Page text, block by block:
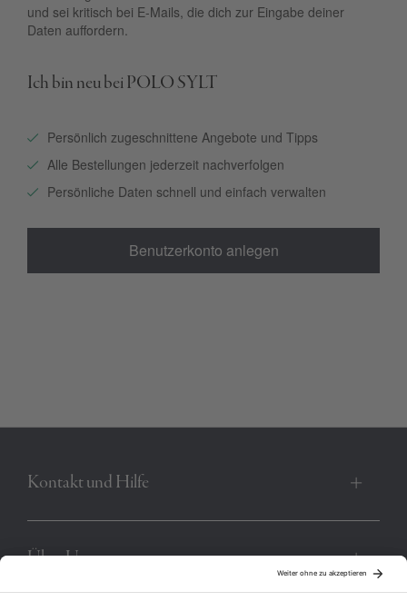
und sei kritisch bei E-Mails, die dich zur Eingabe deiner
Daten auffordern.
Ich bin neu bei POLO SYLT
Persönlich zugeschnittene Angebote und Tipps
Alle Bestellungen jederzeit nachverfolgen
Persönliche Daten schnell und einfach verwalten
Benutzerkonto anlegen
Kontakt und Hilfe
Über Uns